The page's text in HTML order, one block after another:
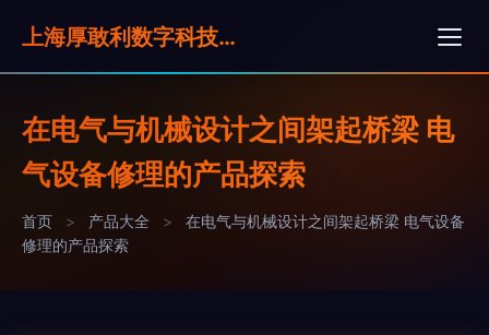
上海厚敢利数字科技有限公司
在电气与机械设计之间架起桥梁 电
气设备修理的产品探索
首页 > 产品大全 >
在电气与机械设计之间架起桥梁 电气设备
修理的产品探索